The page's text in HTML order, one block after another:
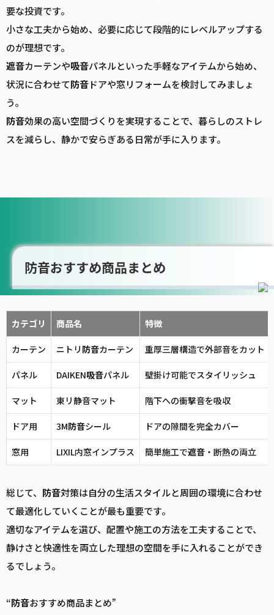
要な投資です。
小さな工夫から始め、必要に応じて段階的にレベルアップする
のが理想です。
遮音カーテンや吸音パネルといった手軽なアイテムから始め、
状況に合わせて防音ドアや窓リフォームを検討してみましょ
う。
防音効果の高い空間づくりを実現することで、暮らしのストレ
スを減らし、静かで安らぎある日常が手に入ります。
防音おすすめ商品まとめ
カテゴリ 商品名 特徴
カーテン ニトリ 防音カーテン 重厚三層構造で外部音をカット
パネル DAIKEN吸音パネル 壁掛け可能でスタイリッシュ
マット 東リ静音マット 階下への衝撃音を吸収
ドア用 3M防音シール ドアの隙間を完全カバー
窓用 LIXIL内窓インプラス 簡単施工で遮音 ・断熱の両立
総じて、 防音対策は自分の生活スタイルと周囲の環境に合わせ
て最適化していくことが最も重要です。
適切なアイテムを選び、配置や施工の方法を工夫することで、
静けさと快適性を両立した理想の空間を手に入れることができ
るでしょう。
“防音おすすめ商品まとめ”